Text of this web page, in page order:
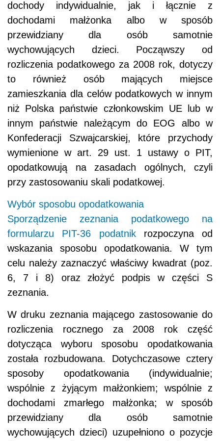
dochody indywidualnie, jak i łącznie z
dochodami małżonka albo w sposób
przewidziany dla osób samotnie
wychowujących dzieci. Począwszy od
rozliczenia podatkowego za 2008 rok, dotyczy
to również osób mających miejsce
zamieszkania dla celów podatkowych w innym
niż Polska państwie członkowskim UE lub w
innym państwie należącym do EOG albo w
Konfederacji Szwajcarskiej, które przychody
wymienione w art. 29 ust. 1 ustawy o PIT,
opodatkowują na zasadach ogólnych, czyli
przy zastosowaniu skali podatkowej.
Wybór sposobu opodatkowania
Sporządzenie zeznania podatkowego na
formularzu PIT-36 podatnikrozpoczyna od
wskazania sposobu opodatkowania. W tym
celu należy zaznaczyć właściwy kwadrat (poz.
6, 7 i 8) oraz złożyć podpis w części S
zeznania.
W druku zeznania mającego zastosowanie do
rozliczenia rocznego za 2008 rok część
dotycząca wyboru sposobu opodatkowania
została rozbudowana. Dotychczasowe cztery
sposoby opodatkowania (indywidualnie;
wspólnie z żyjącym małżonkiem; wspólnie z
dochodami zmarłego małżonka; w sposób
przewidziany dla osób samotnie
wychowujących dzieci) uzupełniono o pozycje